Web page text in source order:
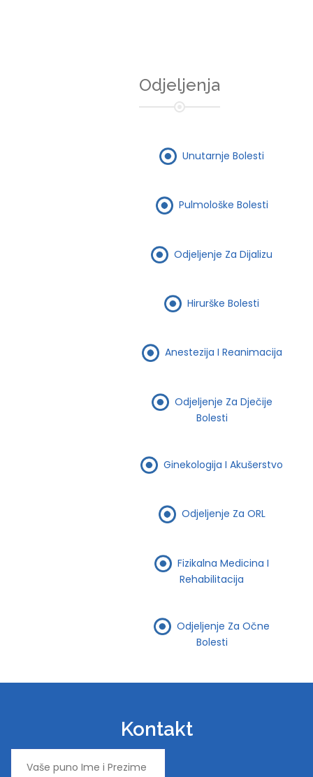
Odjeljenja
Unutarnje Bolesti
Pulmološke Bolesti
Odjeljenje Za Dijalizu
Hirurške Bolesti
Anestezija I Reanimacija
Odjeljenje Za Dječije
Bolesti
Ginekologija I Akušerstvo
Odjeljenje Za ORL
Fizikalna Medicina I
Rehabilitacija
Odjeljenje Za Očne
Bolesti
Kontakt